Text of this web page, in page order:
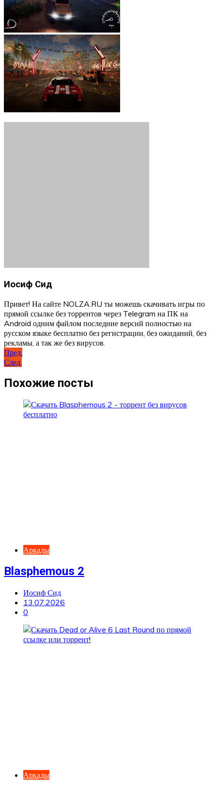
Иосиф Сид
Привет! На сайте NOLZA.RU ты можешь скачивать игры по
прямой ссылке без торрентов через Telegram на ПК на
Android одним файлом последние версий полностью на
русском языке бесплатно без регистрации, без ожиданий, без
рекламы, а так же без вирусов.
Навигация
по
записям
Пред.
След.
Похожие посты
Аркады
Blasphemous 2
Иосиф Сид
13.07.2026
0
Аркады